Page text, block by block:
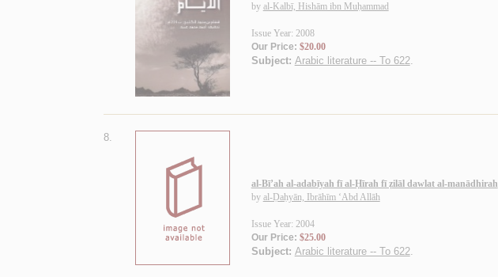
by al-Kalbī, Hishām ibn Muḥammad
Issue Year: 2008
Our Price: $20.00
Subject: Arabic literature -- To 622.
8.
al-Bī’ah al-adabīyah fī al-Ḥīrah fī ẓilāl dawlat al-manādhirah
by al-Ḍaḥyān, Ibrāhīm ‘Abd Allāh
Issue Year: 2004
Our Price: $25.00
Subject: Arabic literature -- To 622.